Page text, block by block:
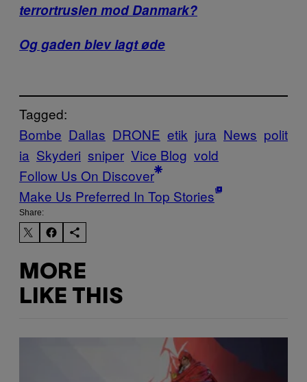
terrortruslen mod Danmark?
Og gaden blev lagt øde
Tagged:
Bombe Dallas DRONE etik jura News polit
ia Skyderi sniper Vice Blog vold
Follow Us On Discover
Make Us Preferred In Top Stories
Share:
MORE
LIKE THIS